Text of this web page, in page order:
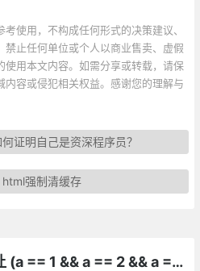
使用，不构成任何形式的决策建议、
止任何单位或个人以商业售卖、虚假
使用本文内容。如需分享或转载，请保
内容或侵犯相关权益。感谢您的理解与
证明自己是资深程序员？
html强制清缓存
有趣的Js面试题_如何让 (a == 1 && a == 2 && a == 3) 返回 true